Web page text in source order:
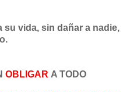
su vida, sin dañar a nadie,
OBLIGAR A TODO